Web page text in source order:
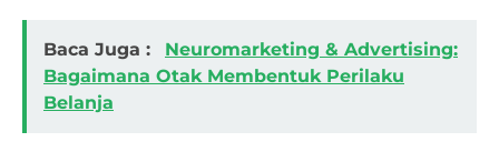
Baca Juga :
Neuromarketing & Advertising:
Bagaimana Otak Membentuk Perilaku
Belanja